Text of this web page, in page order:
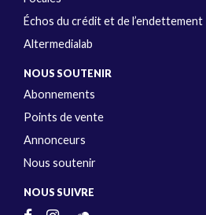
Échos du crédit et de l’endettement
Altermedialab
NOUS SOUTENIR
Abonnements
Points de vente
Annonceurs
Nous soutenir
NOUS SUIVRE